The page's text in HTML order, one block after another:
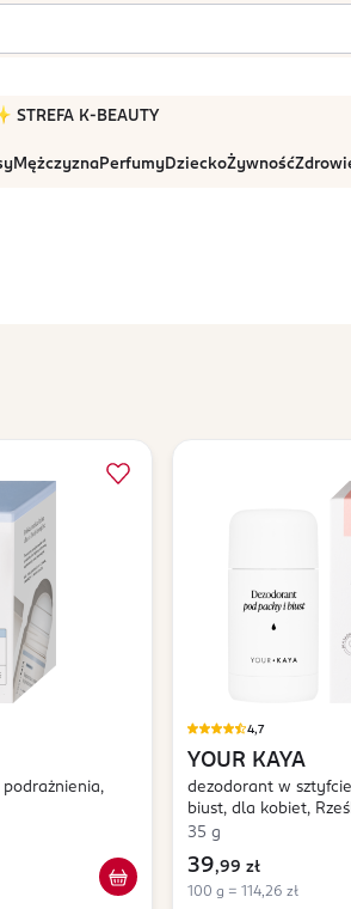
STREFA K-BEAUTY
MężczyznaPerfumyDzieckoŻywność
4,7
YOUR KAYA
dezodorant w
biust, dla kobiet,
pomarańczy
35 g
39,99 zł
100 g = 114,26 zł